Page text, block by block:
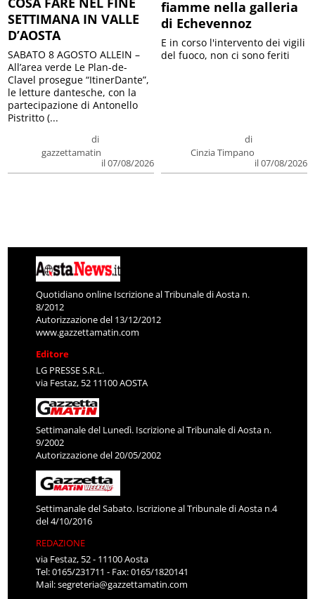
SETTIMANA IN VALLE
D’AOSTA
di
gazzettamatin
il 07/08/2026
SABATO 8 AGOSTO ALLEIN –
All’area verde Le Plan-de-
Clavel prosegue “ItinerDante”,
le letture dantesche, con la
partecipazione di Antonello
Pistritto (...
fiamme nella galleria
di Echevennoz
di
Cinzia Timpano
il 07/08/2026
E in corso l'intervento dei vigili
del fuoco, non ci sono feriti
Quotidiano online Iscrizione al Tribunale di Aosta n.
8/2012
Autorizzazione del 13/12/2012
www.gazzettamatin.com
Editore
LG PRESSE S.R.L.
via Festaz, 52 11100 AOSTA
Settimanale del Lunedì. Iscrizione al Tribunale di Aosta n.
9/2002
Autorizzazione del 20/05/2002
Settimanale del Sabato. Iscrizione al Tribunale di Aosta n.4
del 4/10/2016
REDAZIONE
via Festaz, 52 - 11100 Aosta
Tel: 0165/231711 - Fax: 0165/1820141
Mail:segreteria@gazzettamatin.com